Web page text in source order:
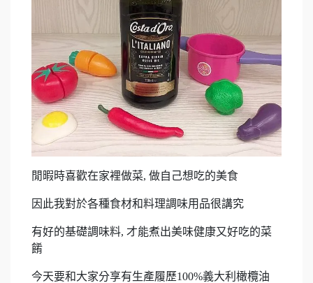
閒暇時喜歡在家裡做菜, 做自己想吃的美食
因此我對於各種食材和料理調味用品很講究
有好的基礎調味料, 才能煮出美味健康又好吃的菜
餚
今天要和大家分享有生產履歷100%義大利橄欖油